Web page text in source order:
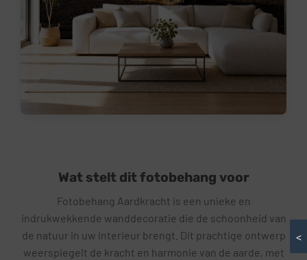
Wat stelt dit fotobehang voor
Fotobehang Aardkracht is een unieke en
indrukwekkende wanddecoratie die de schoonheid van
de natuur in uw interieur brengt. Dit prachtige ontwerp
weerspiegelt de kracht en harmonie van de aarde, met
<